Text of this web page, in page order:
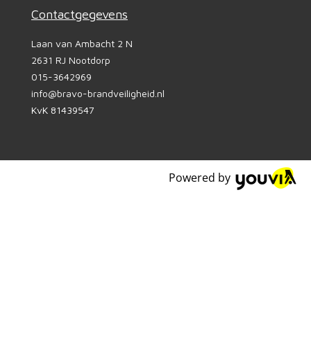
Contactgegevens
Laan van Ambacht 2 N
2631 RJ Nootdorp
015-3642969
info@bravo-brandveiligheid.nl
KvK 81439547
Powered by